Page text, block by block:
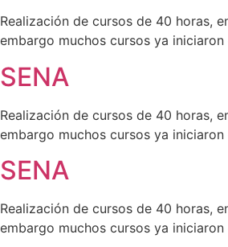
Realización de cursos de 40 horas,
embargo muchos cursos ya
SENA
Realización de cursos de 40 horas,
embargo muchos cursos ya
SENA
Realización de cursos de 40 horas,
embargo muchos cursos ya